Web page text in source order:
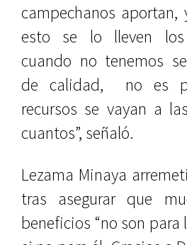
campechanos
esto se lo lleven los
cuando no tenemos
de calidad, no es
recursos se vayan a
cuantos”, señaló.
Lezama Minaya
tras asegurar que
beneficios “no son